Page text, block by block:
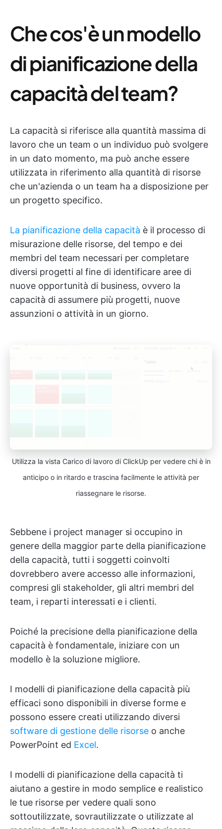
Che cos'è un modello
di pianificazione della
capacità del team?
La capacità si riferisce alla quantità massima di
lavoro che un team o un individuo può svolgere
in un dato momento, ma può anche essere
utilizzata in riferimento alla quantità di risorse
che un'azienda o un team ha a disposizione per
un progetto specifico.
La pianificazione della capacità è il processo di
misurazione delle risorse, del tempo e dei
membri del team necessari per completare
diversi progetti al fine di identificare aree di
nuove opportunità di business, ovvero la
capacità di assumere più progetti, nuove
assunzioni o attività in un giorno.
Utilizza la vista Carico di lavoro di ClickUp per vedere chi è in
anticipo o in ritardo e trascina facilmente le attività per
riassegnare le risorse.
Sebbene i project manager si occupino in
genere della maggior parte della pianificazione
della capacità, tutti i soggetti coinvolti
dovrebbero avere accesso alle informazioni,
compresi gli stakeholder, gli altri membri del
team, i reparti interessati e i clienti.
Poiché la precisione della pianificazione della
capacità è fondamentale, iniziare con un
modello è la soluzione migliore.
I modelli di pianificazione della capacità più
efficaci sono disponibili in diverse forme e
possono essere creati utilizzando diversi
software di gestione delle risorse o anche
PowerPoint ed Excel.
I modelli di pianificazione della capacità ti
aiutano a gestire in modo semplice e realistico
le tue risorse per vedere quali sono
sottoutilizzate, sovrautilizzate o utilizzate al